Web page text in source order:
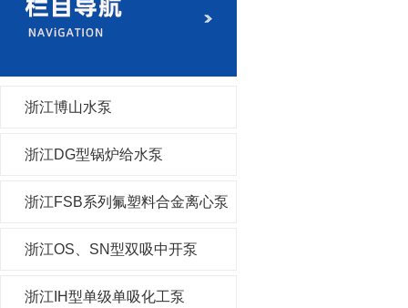
浙江博山水泵
浙江DG型锅炉给水泵
浙江FSB系列氟塑料合金离心泵
浙江OS、SN型双吸中开泵
浙江IH型单级单吸化工泵